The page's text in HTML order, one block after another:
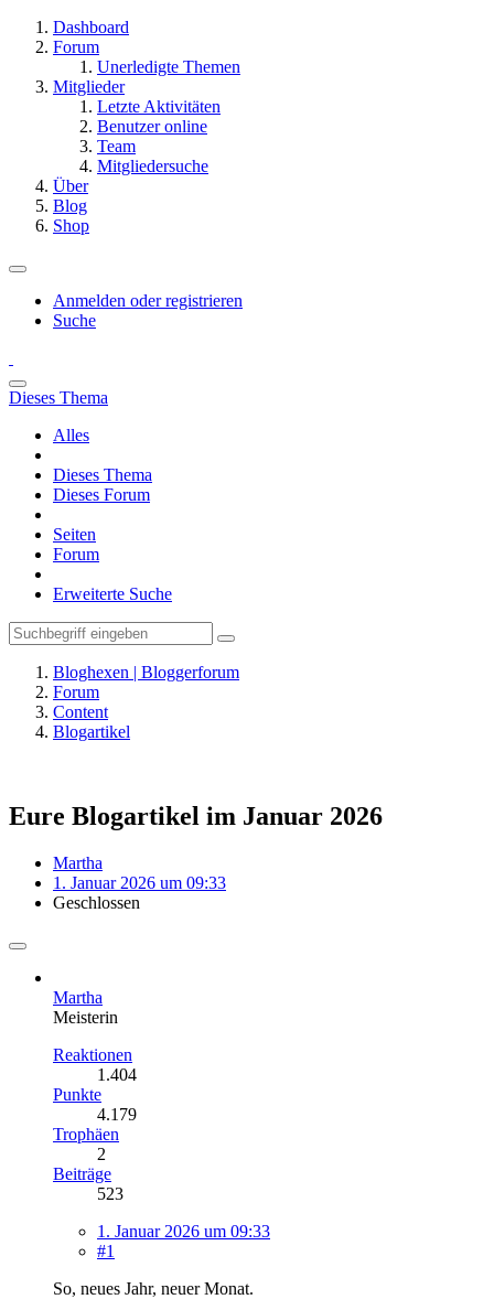
Dashboard
Forum
Unerledigte Themen
Mitglieder
Letzte Aktivitäten
Benutzer online
Team
Mitgliedersuche
Über
Blog
Shop
Anmelden oder registrieren
Suche
Dieses Thema
Alles
Dieses Thema
Dieses Forum
Seiten
Forum
Erweiterte Suche
Bloghexen | Bloggerforum
Forum
Content
Blogartikel
Eure Blogartikel im Januar 2026
Martha
1. Januar 2026 um 09:33
Geschlossen
Martha
Meisterin
Reaktionen
1.404
Punkte
4.179
Trophäen
2
Beiträge
523
1. Januar 2026 um 09:33
#1
So, neues Jahr, neuer Monat.